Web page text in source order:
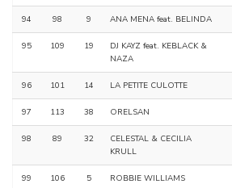
94 98 9 ANA MENA feat. BELINDA
95 109 19
DJ KAYZ feat. KEBLACK &
NAZA
96 101 14 LA PETITE CULOTTE
97 113 38 ORELSAN
98 89 32
CELESTAL & CECILIA
KRULL
99 106 5 ROBBIE WILLIAMS